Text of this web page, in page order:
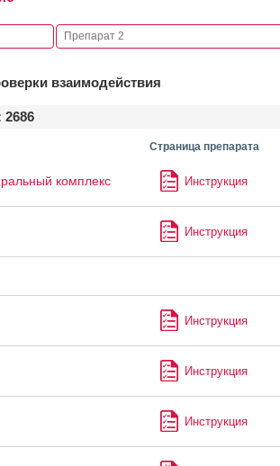
взаимодействия
2686
Страница препарата
комплекс Инструкция
Инструкция
Инструкция
Инструкция
Инструкция